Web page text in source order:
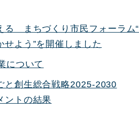
る まちづくり市民フォーラム“
せよう”を開催しました
について
と創生総合戦略2025-2030
ントの結果